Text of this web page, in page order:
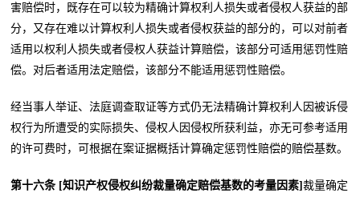
害赔偿时，既存在可以较为精确计算权利人损失或者侵权人获益的部
分，又存在难以计算权利人损失或者侵权获益的部分的，可以对前者
适用以权利人损失或者侵权人获益计算赔偿，该部分可适用惩罚性赔
偿。对后者适用法定赔偿，该部分不能适用惩罚性赔偿。
经当事人举证、法庭调查取证等方式仍无法精确计算权利人因被诉侵
权行为所遭受的实际损失、侵权人因侵权所获利益，亦无可参考适用
的许可费时，可根据在案证据概括计算确定惩罚性赔偿的赔偿基数。
第十六条 [知识产权侵权纠纷裁量确定赔偿基数的考量因素]裁量确定